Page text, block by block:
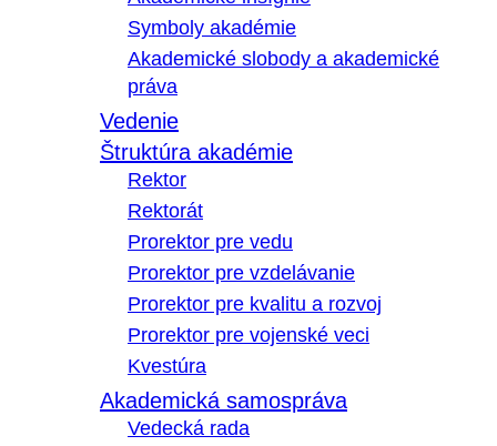
Symboly akadémie
Akademické slobody a akademické
práva
Vedenie
Štruktúra akadémie
Rektor
Rektorát
Prorektor pre vedu
Prorektor pre vzdelávanie
Prorektor pre kvalitu a rozvoj
Prorektor pre vojenské veci
Kvestúra
Akademická samospráva
Vedecká rada